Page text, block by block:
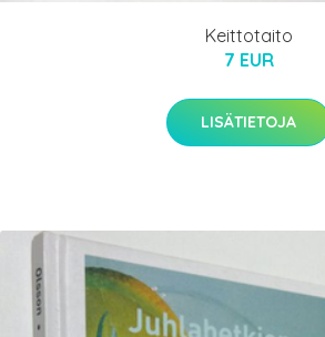
Keittotaito
7 EUR
LISÄTIETOJA